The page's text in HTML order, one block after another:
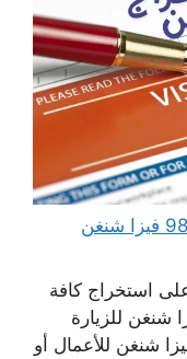
مكتب استخراج فيزا شنغن 98951133 فيزا شنغن
استخراج كافة
شنغن للزيارة
شنغن للأعمال أو